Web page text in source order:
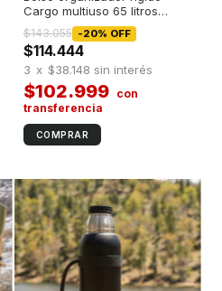
Cargo multiuso 65 litros
Caqui
$114.444
-20% OFF
$143.055
$102.999
3 x $38.148 sin interés